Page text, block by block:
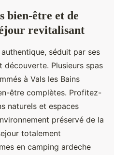
bien-être et de
revitalisant
séduit par ses
Plusieurs spas
à Vals les Bains
être complètes. Profitez-
naturels et espaces
préservé de la
totalement
en camping ardeche